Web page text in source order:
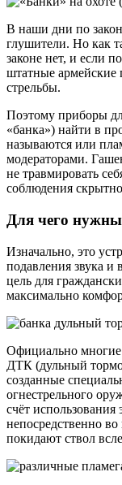
В наши дни по
глушители. Но как
законе нет, и если
штатные
стрельбы.
Поэтому приборы
«банка») найти в
называются или
модераторами.
не травмировать
соблюдения
Для чего
Изначально, это
подавления звука и
цель для
максимально
Официально многие
ДТК (дульный
созданные
огнестрельного
счёт
непосредственно
покидают ствол